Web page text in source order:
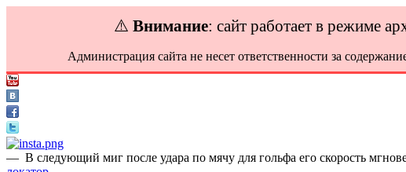
⚠️ Внимание: сайт работает в режиме
Администрация сайта не несет ответственности за
— В следующий миг после удара по мячу для гольфа его скорость